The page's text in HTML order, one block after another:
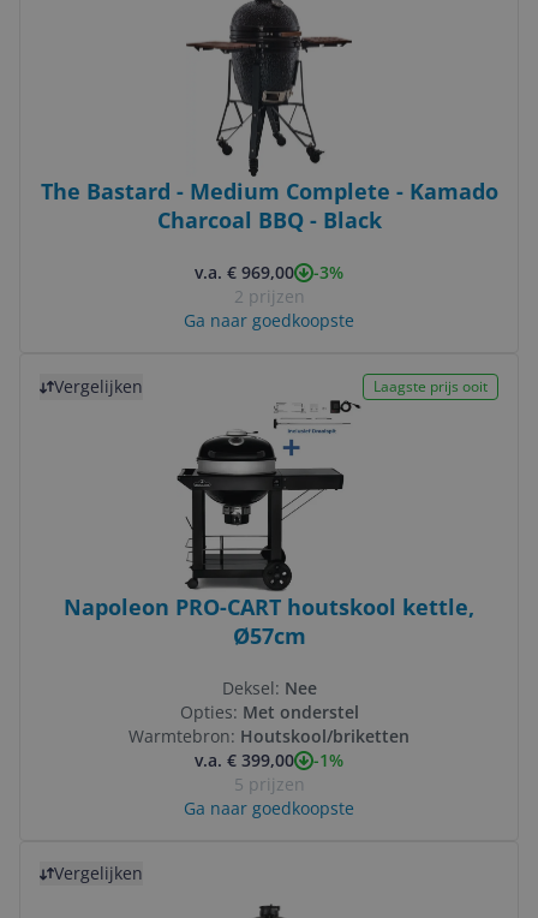
The Bastard - Medium Complete - Kamado
Charcoal BBQ - Black
v.a. € 969,00
-3%
2 prijzen
Ga naar goedkoopste
Vergelijken Laagste prijs ooit
Napoleon PRO-CART houtskool kettle,
Ø57cm
Deksel: Nee
Opties: Met onderstel
Warmtebron: Houtskool/briketten
v.a. € 399,00
-1%
5 prijzen
Ga naar goedkoopste
Vergelijken